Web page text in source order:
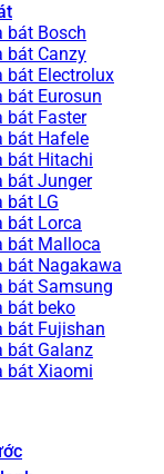
bát Bosch
bát Canzy
bát Electrolux
bát Eurosun
bát Faster
bát Hafele
bát Hitachi
bát Junger
bát LG
bát Lorca
bát Malloca
bát Nagakawa
bát Samsung
bát beko
bát Fujishan
bát Galanz
bát Xiaomi